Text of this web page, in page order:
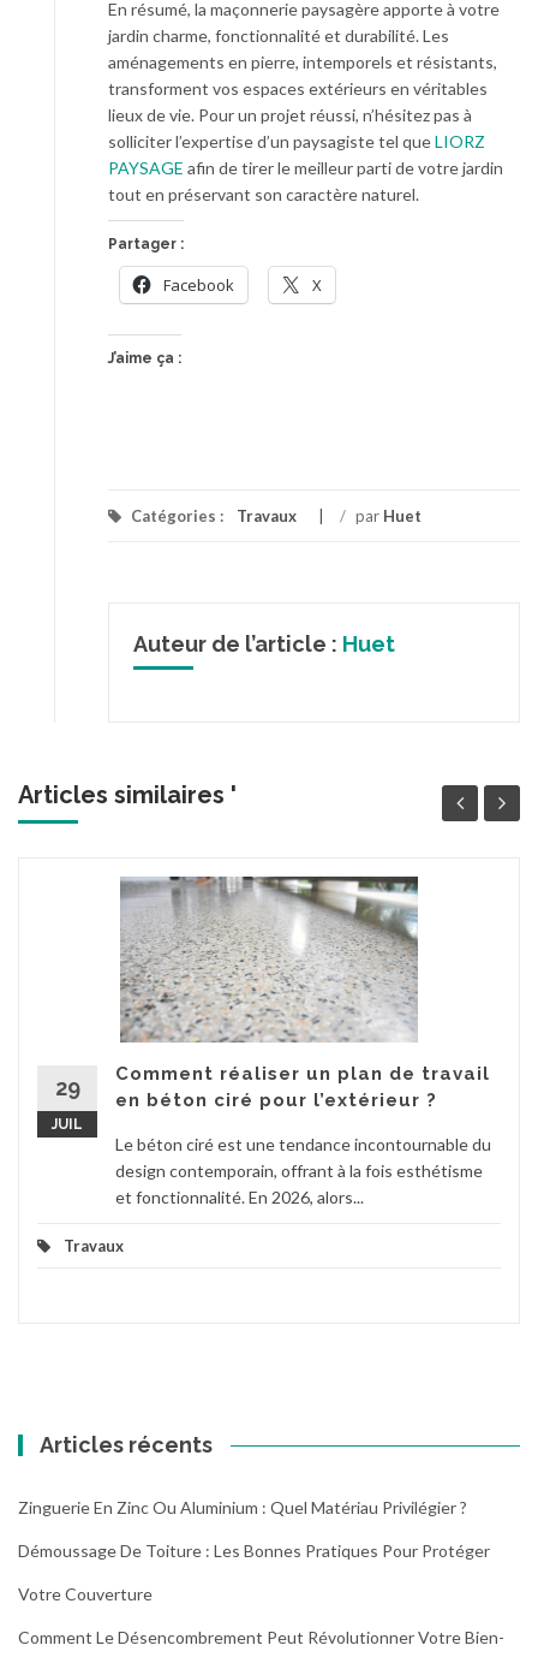
En résumé, la maçonnerie paysagère apporte à votre
jardin charme, fonctionnalité et durabilité. Les
aménagements en pierre, intemporels et résistants,
transforment vos espaces extérieurs en véritables
lieux de vie. Pour un projet réussi, n’hésitez pas à
solliciter l’expertise d’un paysagiste tel queLIORZ
PAYSAGE afin de tirer le meilleur parti de votre jardin
tout en préservant son caractère naturel.
Partager :
Facebook X
J’aime ça :
Catégories : Travaux / par Huet
Auteur de l’article : Huet
Articles similaires '
29
JUIL
Comment réaliser un plan de travail
en béton ciré pour l’extérieur ?
Le béton ciré est une tendance incontournable du
design contemporain, offrant à la fois esthétisme
et fonctionnalité. En 2026, alors...
Travaux
Articles récents
Zinguerie En Zinc Ou Aluminium : Quel Matériau Privilégier ?
Démoussage De Toiture : Les Bonnes Pratiques Pour Protéger
Votre Couverture
Comment Le Désencombrement Peut Révolutionner Votre Bien-